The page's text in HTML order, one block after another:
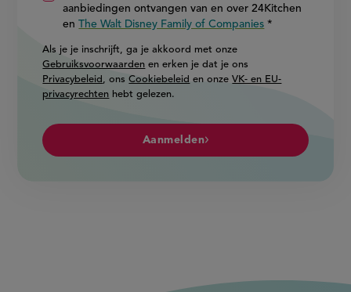
aanbiedingen ontvangen van en over 24Kitchen
enThe Walt Disney Family of Companies
Als je je inschrijft, ga je akkoord met onze
Gebruiksvoorwaarden en erken je dat je ons
Privacybeleid , onsCookiebeleid en onzeVK- en EU-
privacyrechten hebt gelezen.
Aanmelden